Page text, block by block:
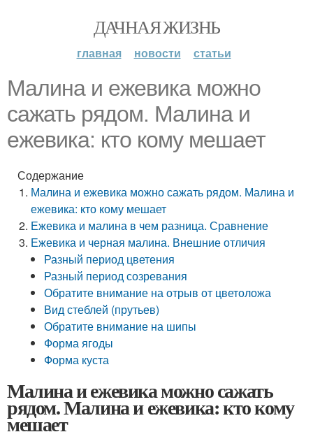
ДАЧНАЯ ЖИЗНЬ
главная новости статьи
Малина и ежевика можно
сажать рядом. Малина и
ежевика: кто кому мешает
Содержание
Малина и ежевика можно сажать рядом. Малина и
ежевика: кто кому мешает
Ежевика и малина в чем разница. Сравнение
Ежевика и черная малина. Внешние отличия
Разный период цветения
Разный период созревания
Обратите внимание на отрыв от цветоложа
Вид стеблей (прутьев)
Обратите внимание на шипы
Форма ягоды
Форма куста
Малина и ежевика можно сажать
рядом. Малина и ежевика: кто кому
мешает